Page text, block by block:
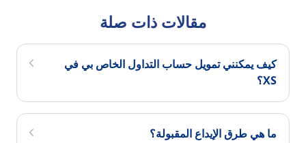
مقالات ذات صلة
كيف يمكنني تمويل حساب التداول الخاص بي في
XS؟
ما هي طرق الإيداع المقبولة؟